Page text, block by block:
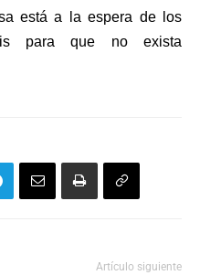
está a la espera de los
para que no exista
Artículo siguiente